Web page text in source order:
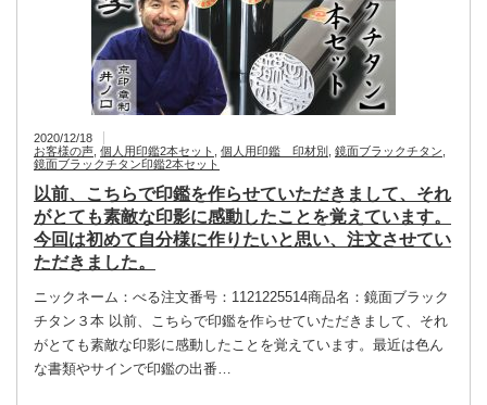
2020/12/18
お客様の声 個人用印鑑2本セット 個人用印鑑 印材別 鏡面ブラックチタン
鏡面ブラックチタン印鑑2本セット
以前、こちらで印鑑を作らせていただきまして、それ
がとても素敵な印影に感動したことを覚えています。
今回は初めて自分様に作りたいと思い、注文させてい
ただきました。
ニックネーム：べる注文番号：1121225514商品名：鏡面ブラック
チタン３本 以前、こちらで印鑑を作らせていただきまして、それ
がとても素敵な印影に感動したことを覚えています。最近は色ん
な書類やサインで印鑑の出番…